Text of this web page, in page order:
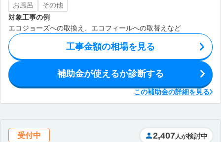
お風呂
その他
対象工事の例
エコジョーズへの取換え、エコフィールへの取替えなど
工事金額の相場を見る
補助金が使えるか診断する
この補助金の詳細を見る
受付中 2,407 人が検討中